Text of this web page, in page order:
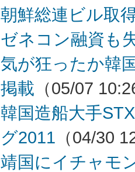
朝鮮総連ビル取
ゼネコン融資も
気が狂ったか韓
掲載 （05/07
韓国造船大手
グ2011 （04/30
靖国にイチャモ